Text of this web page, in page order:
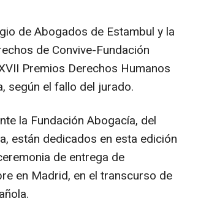
de Abogados de Estambul y la
de Convive-Fundación
Premios Derechos Humanos
según el fallo del jurado.
la Fundación Abogacía, del
están dedicados en esta edición
de entrega de
en Madrid, en el transcurso de